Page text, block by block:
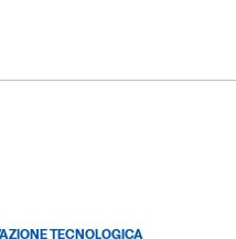
TECNOLOGICA